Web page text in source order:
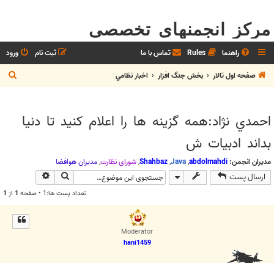
مرکز انجمنهای تخصصی
راهنما Rules تماس با ما ورود
ثبت نام
صفحه اول تالار
بخش جنگ افزار اخبار نظامي
س
احمدي نژاد:همه گزينه ها را اعلام کنيد تا دنيا
بداند ادبيات ش
مدیران انجمن: abdolmahdi
,
Java
,
Shahbaz
,شوراي نظارت,مديران هوافضا
ارسال پست جستجو
تعداد پست ها:1 • صفحه 1 از 1
Moderator
hani1459